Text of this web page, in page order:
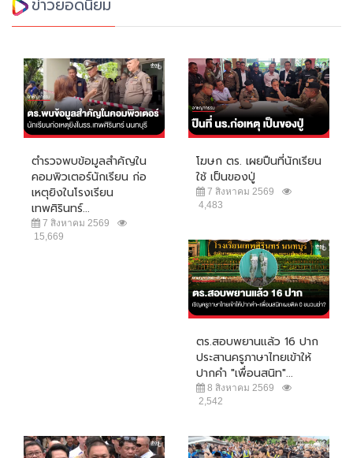
ข่าวยอดนิยม
ตำรวจพบข้อมูลสำคัญใน
คอมพิวเตอร์นักเรียน ก่อ
เหตุยิงในโรงเรียน
เทพศิรินทร์...
7 สิงหาคม 2569
15,669
โฆษก ตร. เผยปืนที่นักเรียน
ใช้ เป็นของปู่
7 สิงหาคม 2569
4,483
ตร.สอบพยานแล้ว 16 ปาก
ประสานครูภาษาไทยเข้าให้
ปากคำ "เพื่อนสนิท"...
8 สิงหาคม 2569
2,542